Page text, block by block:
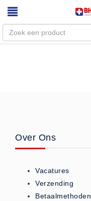
Diensten
RI&E
Bedrijfsnoodplannen
Over Ons
Vacatures
Verzending
Betaalmethoden